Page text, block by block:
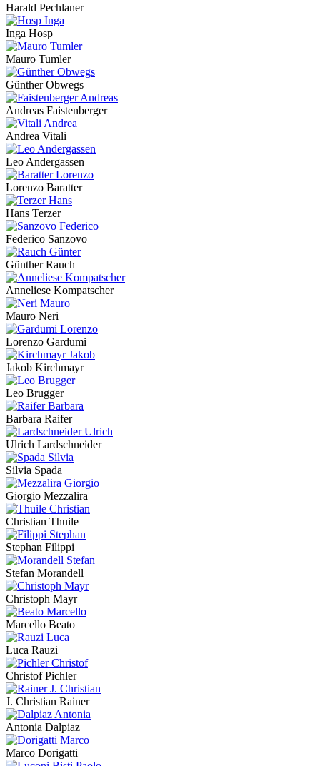
Harald Pechlaner
Inga Hosp
Mauro Tumler
Günther Obwegs
Andreas Faistenberger
Andrea Vitali
Leo Andergassen
Lorenzo Baratter
Hans Terzer
Federico Sanzovo
Günther Rauch
Anneliese Kompatscher
Mauro Neri
Lorenzo Gardumi
Jakob Kirchmayr
Leo Brugger
Barbara Raifer
Ulrich Lardschneider
Silvia Spada
Giorgio Mezzalira
Christian Thuile
Stephan Filippi
Stefan Morandell
Christoph Mayr
Marcello Beato
Luca Rauzi
Christof Pichler
J. Christian Rainer
Antonia Dalpiaz
Marco Dorigatti